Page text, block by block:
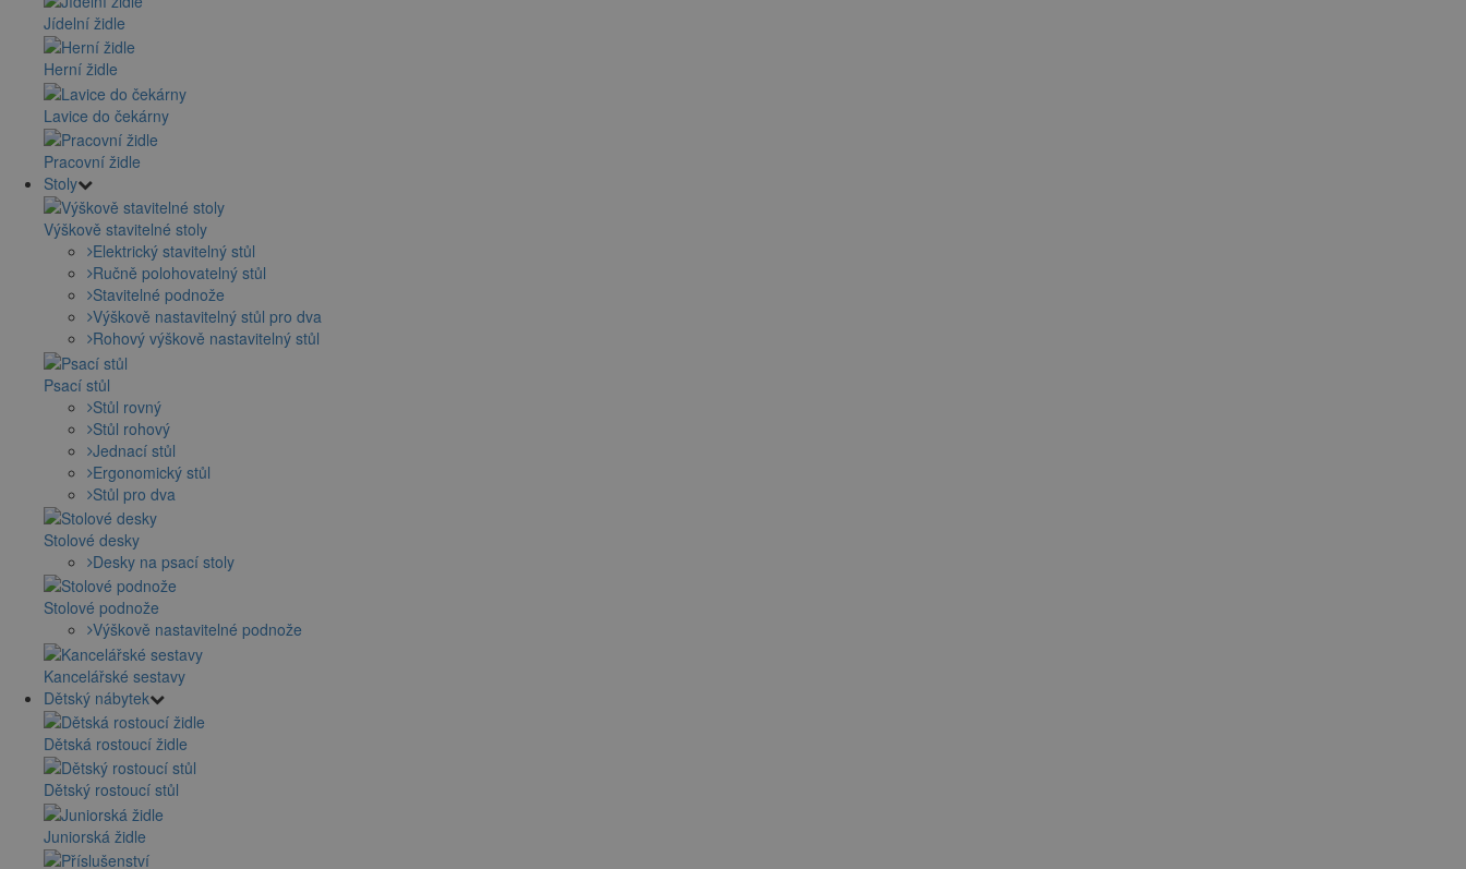
Jídelní židle
Herní židle
Lavice do čekárny
Pracovní židle
Stoly
Výškově stavitelné stoly
Elektrický stavitelný stůl
Ručně polohovatelný stůl
Stavitelné podnože
Výškově nastavitelný stůl pro dva
Rohový výškově nastavitelný stůl
Psací stůl
Stůl rovný
Stůl rohový
Jednací stůl
Ergonomický stůl
Stůl pro dva
Stolové desky
Desky na psací stoly
Stolové podnože
Výškově nastavitelné podnože
Kancelářské sestavy
Dětský nábytek
Dětská rostoucí židle
Dětský rostoucí stůl
Juniorská židle